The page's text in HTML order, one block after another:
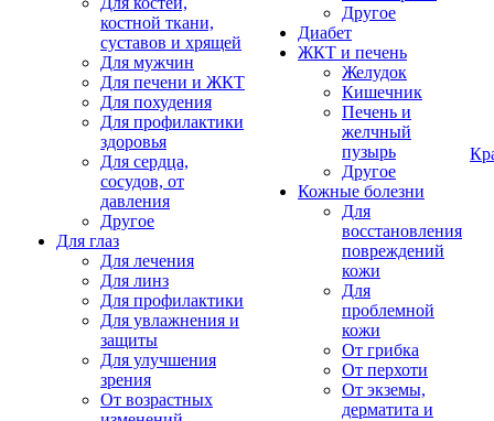
костной ткани,
суставов и хрящей
Для мужчин
Для печени и ЖКТ
Для похудения
Для профилактики
здоровья
Для сердца,
сосудов, от
давления
Другое
Для глаз
Для лечения
Для линз
Для профилактики
Для увлажнения и
защиты
Для улучшения
зрения
От возрастных
Другое
Диабет
ЖКТ и печень
Желудок
Кишечник
Печень и
желчный
пузырь
Другое
Кожные болезни
Для
восстановления
повреждений
кожи
Для
проблемной
кожи
От грибка
От перхоти
От экземы,
дерматита и